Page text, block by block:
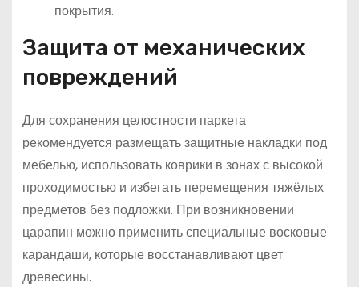
покрытия.
Защита от механических
повреждений
Для сохранения целостности паркета
рекомендуется размещать защитные накладки под
мебелью, использовать коврики в зонах с высокой
проходимостью и избегать перемещения тяжёлых
предметов без подложки. При возникновении
царапин можно применить специальные восковые
карандаши, которые восстанавливают цвет
древесины.